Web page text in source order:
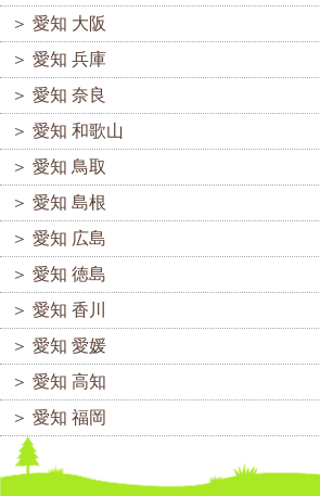
＞ 愛知 大阪
＞ 愛知 兵庫
＞ 愛知 奈良
＞ 愛知 和歌山
＞ 愛知 鳥取
＞ 愛知 島根
＞ 愛知 広島
＞ 愛知 徳島
＞ 愛知 香川
＞ 愛知 愛媛
＞ 愛知 高知
＞ 愛知 福岡